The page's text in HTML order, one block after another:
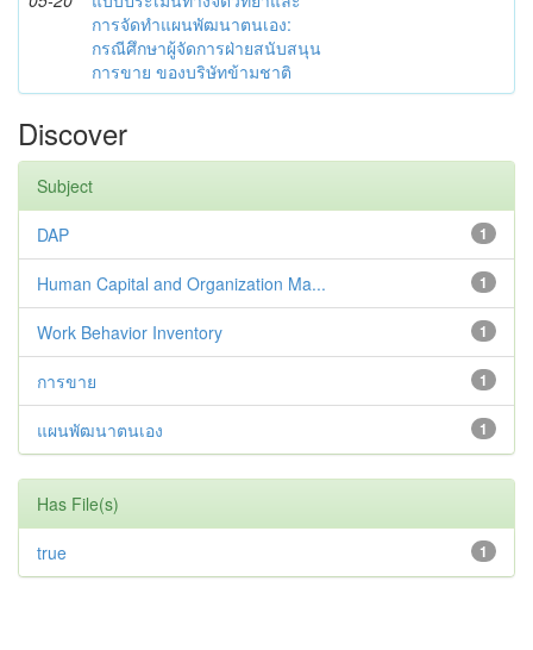
การจัดทำแผนพัฒนาตนเอง:
กรณีศึกษาผู้จัดการฝ่ายสนับสนุน
การขาย ของบริษัทข้ามชาติ
Discover
Subject
1
DAP
1
Human Capital and Organization Ma...
1
Work Behavior Inventory
1
การขาย
1
แผนพัฒนาตนเอง
Has File(s)
1
true